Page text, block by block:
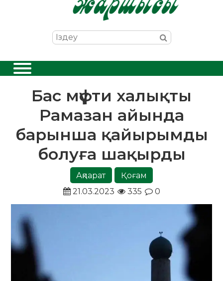
Бас мүфти халықты
Рамазан айында
барынша қайырымды
болуға шақырды
Ақпарат
Қоғам
21.03.2023
335 0